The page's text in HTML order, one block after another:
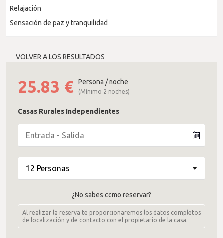
Relajación
Sensación de paz y tranquilidad
VOLVER A LOS RESULTADOS
25.83 € Persona / noche
(Mínimo 2 noches)
Casas Rurales Independientes
¿No sabes como reservar?
Al realizar la reserva te proporcionaremos los datos completos
de localización y de contacto con el propietario de la casa.